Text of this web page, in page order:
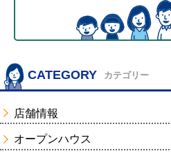
CATEGORY カテゴリー
店舗情報
オープンハウス